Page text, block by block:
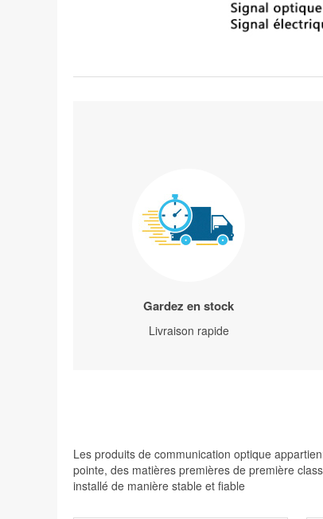
Gardez en stock
Livraison rapide
Les produits de communication optique
pointe, des matières premières de première
installé de manière stable et fiable